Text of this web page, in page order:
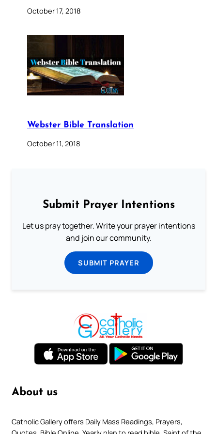
October 17, 2018
Webster Bible Translation
October 11, 2018
Submit Prayer Intentions
Let us pray together. Write your prayer intentions
and join our community.
SUBMIT PRAYER
About us
Catholic Gallery offers Daily Mass Readings, Prayers,